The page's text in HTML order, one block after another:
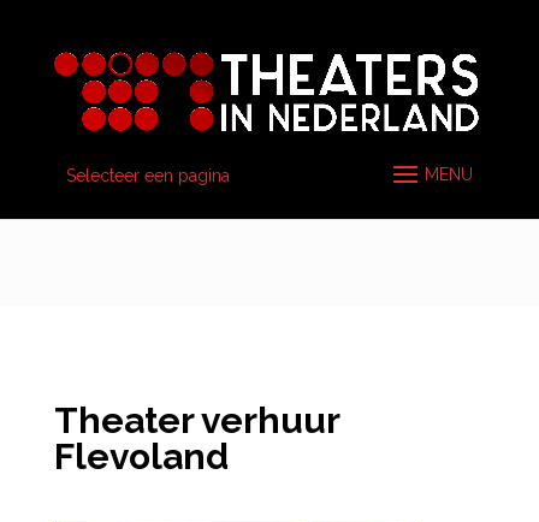
Selecteer een pagina
Theater verhuur
Flevoland